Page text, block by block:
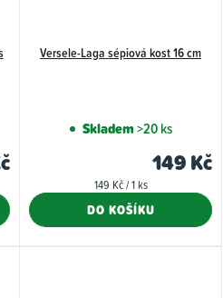
Versele-Laga sépiová kost 16 cm
Skladem>20 ks
149 Kč
Měrná
149 Kč / 1 ks
DO KOŠÍKU